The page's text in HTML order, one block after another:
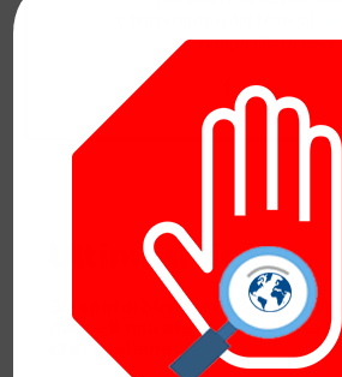
tempo libero beve.
Ultimi articoli
30 anni di birra artigianale,
nasce il murale che racconta
craft italiana